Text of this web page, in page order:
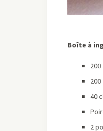
Boîte à
40
2